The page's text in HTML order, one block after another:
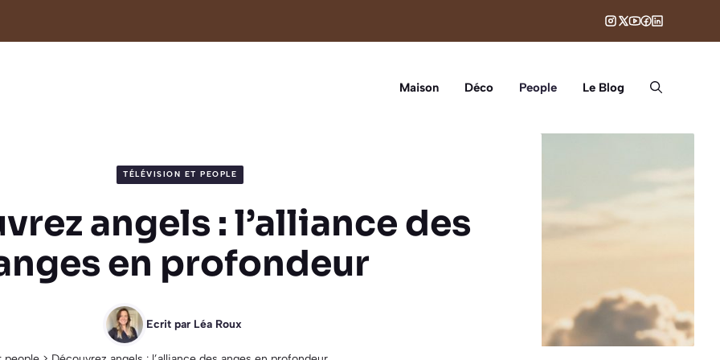
Maison Déco People Le Blog
TÉLÉVISION ET PEOPLE
angels : l’alliance des
en profondeur
Ecrit par Léa Roux